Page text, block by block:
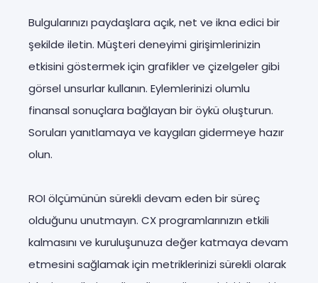
Bulgularınızı paydaşlara açık, net ve ikna edici bir
şekilde iletin. Müşteri deneyimi girişimlerinizin
etkisini göstermek için grafikler ve çizelgeler gibi
görsel unsurlar kullanın. Eylemlerinizi olumlu
finansal sonuçlara bağlayan bir öykü oluşturun.
Soruları yanıtlamaya ve kaygıları gidermeye hazır
olun.
ROI ölçümünün sürekli devam eden bir süreç
olduğunu unutmayın. CX programlarınızın etkili
kalmasını ve kuruluşunuza değer katmaya devam
etmesini sağlamak için metriklerinizi sürekli olarak